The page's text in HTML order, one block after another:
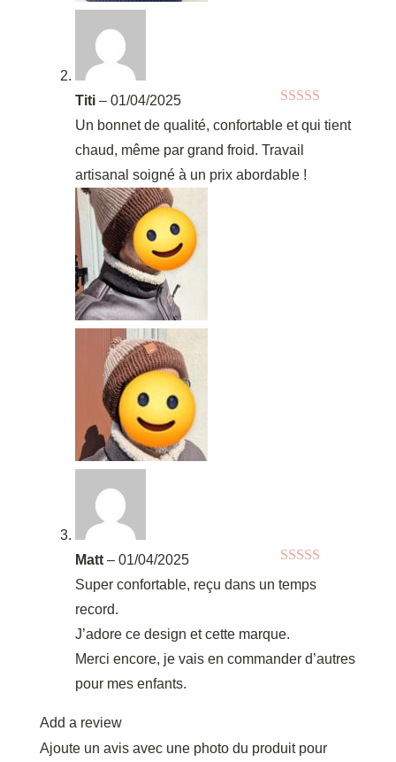
Note sur 5
Titi – 01/04/2025
Un bonnet de qualité, confortable et qui tient
chaud, même par grand froid. Travail
artisanal soigné à un prix abordable !
Note
Matt – 01/04/2025
Super confortable, reçu dans un temps
record.
J’adore ce design et cette marque.
Merci encore, je vais en commander d’autres
pour mes enfants.
Add a review
Ajoute un avis avec une photo du produit pour